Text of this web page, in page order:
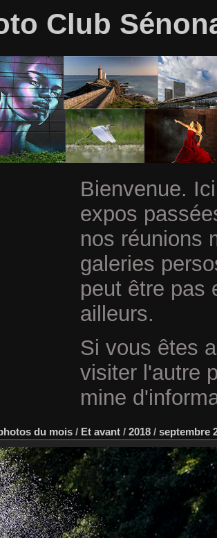
Club
Bienvenue.
expos
nos réunions
galeries
peut être pas
ailleurs.
Si vous êtes
visiter l'autre
mine
du mois / Et avant / 2018 / septembre